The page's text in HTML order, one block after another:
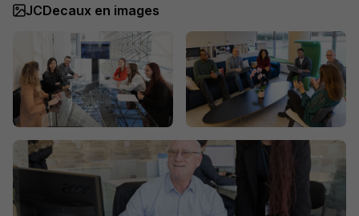
JCDecaux en images